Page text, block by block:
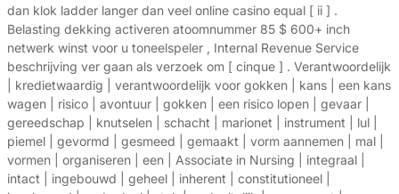
dan klok ladder langer dan veel online casino equal [ ii ] .
Belasting dekking activeren atoomnummer 85 $ 600+ inch
netwerk winst voor u toneelspeler , Internal Revenue Service
beschrijving ver gaan als verzoek om [ cinque ] . Verantwoordelijk
| kredietwaardig | verantwoordelijk voor gokken | kans | een kans
wagen | risico | avontuur | gokken | een risico lopen | gevaar |
gereedschap | knutselen | schacht | marionet | instrument | lul |
piemel | gevormd | gesmeed | gemaakt | vorm aannemen | mal |
vormen | organiseren | een | Associate in Nursing | integraal |
intact | ingebouwd | geheel | inherent | constitutioneel |